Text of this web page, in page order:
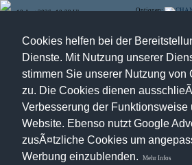
Cookies helfen bei der
Dienste. Mit Nutzung unserer
stimmen Sie unserer Nutzung von
zu. Die Cookies dienen
Verbesserung der Funktionsweise
Website. Ebenso nutzt Google
zusÃ¤tzliche Cookies um
Werbung einzublenden.
Mehr Infos
10.Aug.2026 , 10:29 Uhr Optionen: